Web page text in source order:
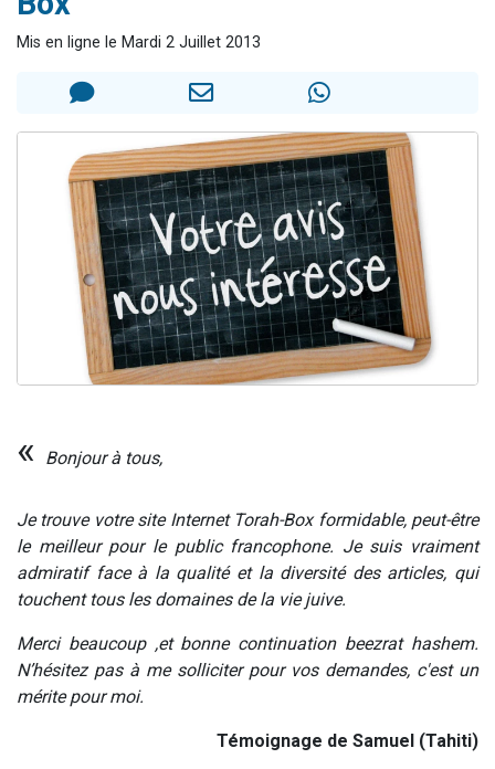
30 personnes viennent de faire un don pour Sauvez la jambe de Yohan
Il reste 49 places pour étudier en groupe sur Zoom
Mis en ligne le Mardi 2 Juillet 2013
« Bonjour à tous,
Je trouve votre site Internet Torah-Box formidable, peut-être
le meilleur pour le public francophone. Je suis vraiment
admiratif face à la qualité et la diversité des articles, qui
touchent tous les domaines de la vie juive.
Merci beaucoup ,et bonne continuation beezrat hashem.
N’hésitez pas à me solliciter pour vos demandes, c'est un
mérite pour moi.
Témoignage de Samuel (Tahiti)